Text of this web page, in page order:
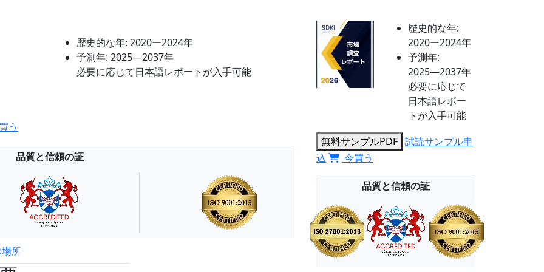
歴史的な年: 2020ー2024年
予測年: 2025―2037年
必要に応じて日本語レポートが入手可能
う
品質と信頼の証
所
歴史的な年:
2020ー2024年
予測年:
2025―2037年
必要に応じて
日本語レポー
トが入手可能
無料サンプルPDF 試読サンプル申
込
今買う
品質と信頼の証